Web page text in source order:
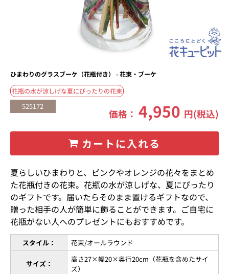
ひまわりのグラスブーケ（花瓶付き） - 花束・ブーケ
花瓶の水が涼しげな夏にぴったりの花束
525172
価格：4,950 円(税込)
カートに入れる
夏らしいひまわりと、ピンクやオレンジの花々をまとめ
た花瓶付きの花束。花瓶の水が涼しげな、夏にぴったり
のギフトです。届いたらそのまま置けるギフトなので、
贈った相手の人が簡単に飾ることができます。ご自宅に
花瓶がない人へのプレゼントにもおすすめです。
スタイル： 花束/オールラウンド
サイズ：
高さ27×幅20×奥行20cm（花瓶を含めたサイ
ズ）